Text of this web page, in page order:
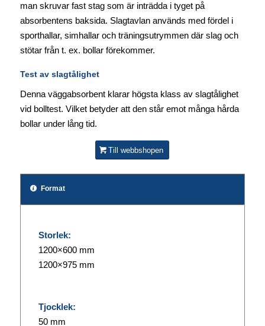
man skruvar fast stag som är inträdda i tyget på
absorbentens baksida. Slagtavlan används med fördel i
sporthallar, simhallar och träningsutrymmen där slag och
stötar från t. ex. bollar förekommer.
Test av slagtålighet
Denna väggabsorbent klarar högsta klass av slagtålighet
vid bolltest. Vilket betyder att den står emot många hårda
bollar under lång tid.
Till webbshopen
Format
Storlek:
1200×600 mm
1200×975 mm
Tjocklek:
50 mm